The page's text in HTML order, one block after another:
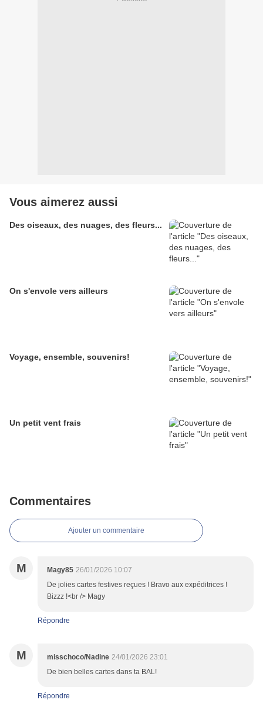
Vous aimerez aussi
Des oiseaux, des nuages, des fleurs...
On s'envole vers ailleurs
Voyage, ensemble, souvenirs!
Un petit vent frais
Commentaires
Ajouter un commentaire
M Magy85 26/01/2026 10:07
De jolies cartes festives reçues ! Bravo aux expéditrices !
Bizzz !<br /> Magy
Répondre
M misschoco/Nadine 24/01/2026 23:01
De bien belles cartes dans ta BAL!
Répondre